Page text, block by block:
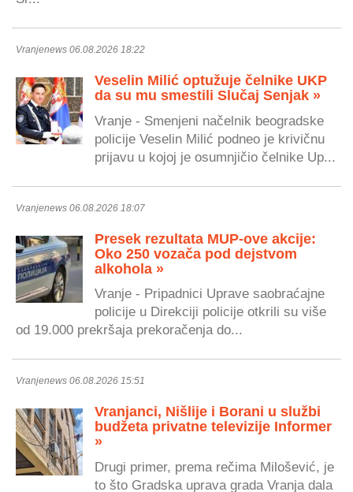
Vranjenews 06.08.2026 18:22
Veselin Milić optužuje čelnike UKP
da su mu smestili Slučaj Senjak »
Vranje - Smenjeni načelnik beogradske
policije Veselin Milić podneo je krivičnu
prijavu u kojoj je osumnjičio čelnike Up...
Vranjenews 06.08.2026 18:07
Presek rezultata MUP-ove akcije:
Oko 250 vozača pod dejstvom
alkohola »
Vranje - Pripadnici Uprave saobraćajne
policije u Direkciji policije otkrili su više
od 19.000 prekršaja prekoračenja do...
Vranjenews 06.08.2026 15:51
Vranjanci, Nišlije i Borani u službi
budžeta privatne televizije Informer
»
Drugi primer, prema rečima Milošević, je
to što Gradska uprava grada Vranja dala